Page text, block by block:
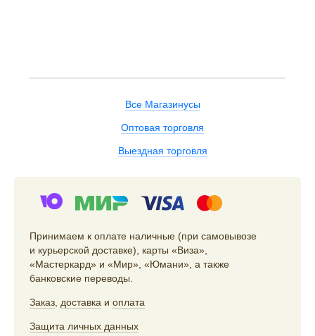
Все Магазинусы
Оптовая торговля
Выездная торговля
Принимаем к оплате наличные (при самовывозе
и курьерской доставке), карты «Виза»,
«Мастеркард» и «Мир», «Юмани», а также
банковские переводы.
Заказ доставка и оплата
Защита личных данных